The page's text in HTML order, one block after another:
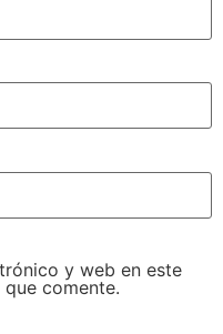
y web en este
comente.